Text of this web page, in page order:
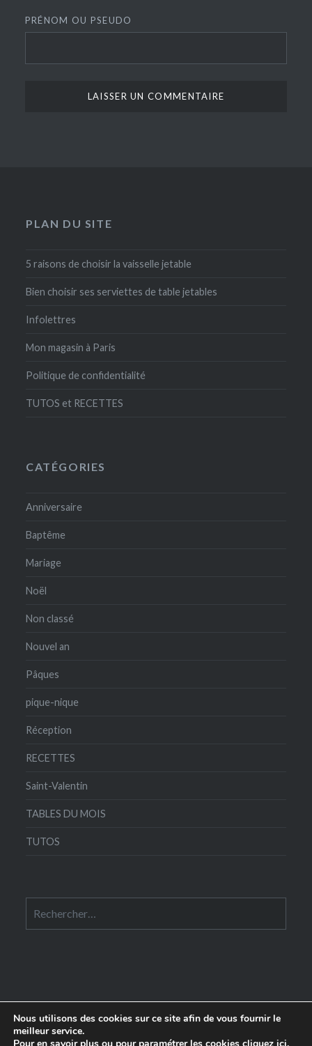
PRÉNOM OU PSEUDO
PLAN DU SITE
5 raisons de choisir la vaisselle jetable
Bien choisir ses serviettes de table jetables
Infolettres
Mon magasin à Paris
Politique de confidentialité
TUTOS et RECETTES
CATÉGORIES
Anniversaire
Baptême
Mariage
Noël
Non classé
Nouvel an
Pâques
pique-nique
Réception
RECETTES
Saint-Valentin
TABLES DU MOIS
TUTOS
Nous utilisons des cookies sur ce site afin de vous fournir le
meilleur service.